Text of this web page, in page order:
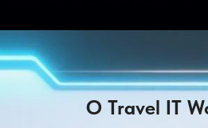
О Travel IT